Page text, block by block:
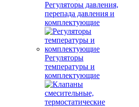
Регуляторы давления,
перепада давления и
комплектующие
Регуляторы
температуры и
комплектующие